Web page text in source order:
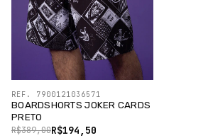
BOARDSHORTS JOKER CARDS
PRETO
R$194,50
R$389,00
REF. 7900121036571